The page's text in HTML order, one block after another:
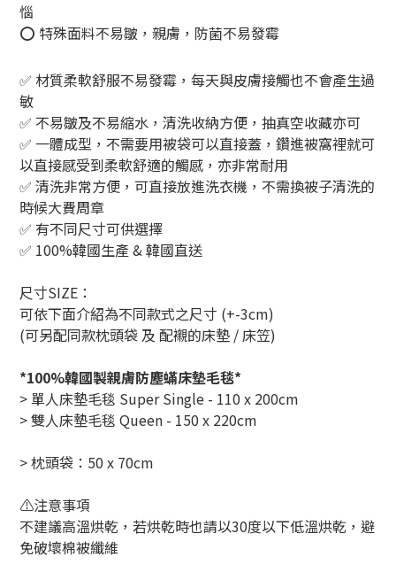
惱
⭕ 特殊面料不易皺，親膚，防菌不易發霉
✅ 材質柔軟舒服不易發霉，每天與皮膚接觸也不會產生過
敏
✅ 不易皺及不易縮水，清洗收納方便，抽真空收藏亦可
✅ 一體成型，不需要用被袋可以直接蓋，鑽進被窩裡就可
以直接感受到柔軟舒適的觸感，亦非常耐用
✅ 清洗非常方便，可直接放進洗衣機，不需換被子清洗的
時候大費周章
✅ 有不同尺寸可供選擇
✅ 100%韓國生產 & 韓國直送
尺寸SIZE：
可依下面介紹為不同款式之尺寸 (+-3cm)
(可另配同款枕頭袋 及 配襯的床墊 / 床笠)
*100%韓國製親膚防塵蟎床墊毛毯*
> 單人床墊毛毯 Super Single - 110 x 200cm
> 雙人床墊毛毯 Queen - 150 x 220cm
> 枕頭袋：50 x 70cm
⚠️注意事項
不建議高溫烘乾，若烘乾時也請以30度以下低溫烘乾，避
免破壞棉被纖維